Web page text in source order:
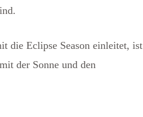
die Eclipse Season einleitet, ist
der Sonne und den